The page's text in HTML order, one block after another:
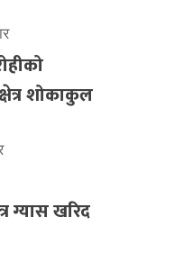
शोकाकुल
ग्यास खरिद